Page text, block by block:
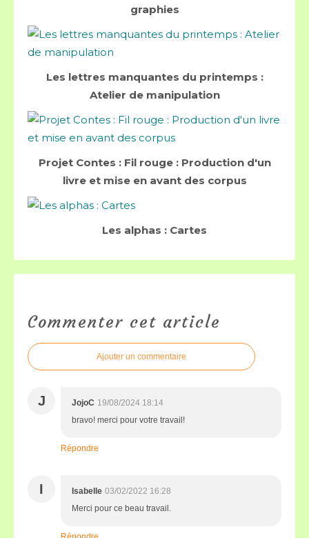
graphies
Les lettres manquantes du printemps :
Atelier de manipulation
Projet Contes : Fil rouge : Production d'un
livre et mise en avant des corpus
Les alphas : Cartes
Commenter cet article
Ajouter un commentaire
J JojoC 19/08/2024 18:14
bravo! merci pour votre travail!
Répondre
I Isabelle 03/02/2022 16:28
Merci pour ce beau travail.